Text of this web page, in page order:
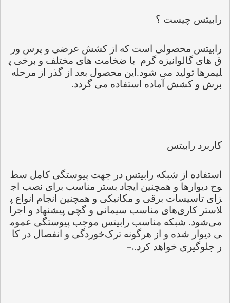
رابیتس چیست ؟
رابیتس محصولی است که از کشش عرضی و پرس ور
ق های گالوانیزه گرم با ضخامت های مختلف و برخی پ
برش و کشش آماده استفاده می گردد.
کاربرد رابیتس
استفاده از شبکه رابیتس در جهت پیوستگی کامل سط
وح دیوارها و همچنین ایجاد بستر مناسب برای نصب اج
زای تأسیسات برقی و مکانیکی و همچنین انجام انواع پ
می‌شود. شبکه مناسب رابیتس موجب پیوستگی عموم
ی دیوار شده و از هرگونه ترک‌خوردگی و انفصال در کا
ر جلوگیری خواهد کرد..-